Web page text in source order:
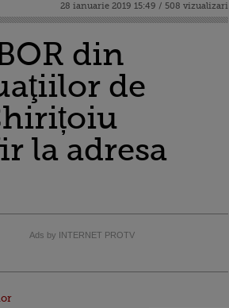
28 ianuarie 2019 15:49 / 508 vizualizari
din
de
la adresa
Ads by INTERNET PROTV